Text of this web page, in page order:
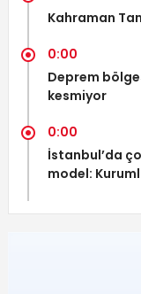
Kahraman
0:00
Deprem
kesmiyor
0:00
İstanbul’da
model: